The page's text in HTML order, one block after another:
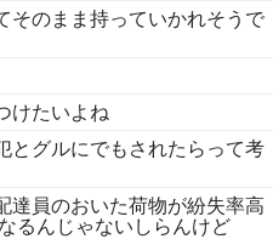
そのまま持っていかれそうで
けたいよね
とグルにでもされたらって考
達員のおいた荷物が紛失率高
るんじゃないしらんけど